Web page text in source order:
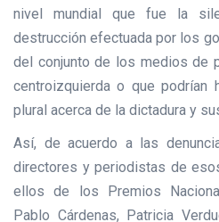
nivel mundial que fue la
destrucción efectuada por los
del conjunto de los medios de
centroizquierda o que podrían
plural acerca de la dictadura y
Así, de acuerdo a las
directores y periodistas de
ellos de los Premios
Pablo Cárdenas, Patricia